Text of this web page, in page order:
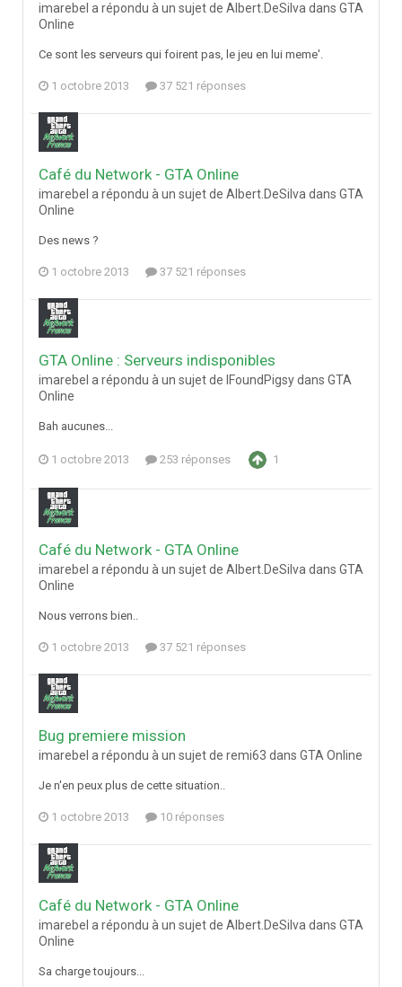
imarebel a répondu à un sujet de Albert.DeSilva dans GTA
Online
Ce sont les serveurs qui foirent pas, le jeu en lui meme'.
1 octobre 2013 37 521 réponses
Café du Network - GTA Online
imarebel a répondu à un sujet de Albert.DeSilva dans GTA
Online
Des news ?
1 octobre 2013 37 521 réponses
GTA Online : Serveurs indisponibles
imarebel a répondu à un sujet de IFoundPigsy dans GTA
Online
Bah aucunes...
1 octobre 2013 253 réponses 1
Café du Network - GTA Online
imarebel a répondu à un sujet de Albert.DeSilva dans GTA
Online
Nous verrons bien..
1 octobre 2013 37 521 réponses
Bug premiere mission
imarebel a répondu à un sujet de remi63 dans GTA Online
Je n'en peux plus de cette situation..
1 octobre 2013 10 réponses
Café du Network - GTA Online
imarebel a répondu à un sujet de Albert.DeSilva dans GTA
Online
Sa charge toujours...